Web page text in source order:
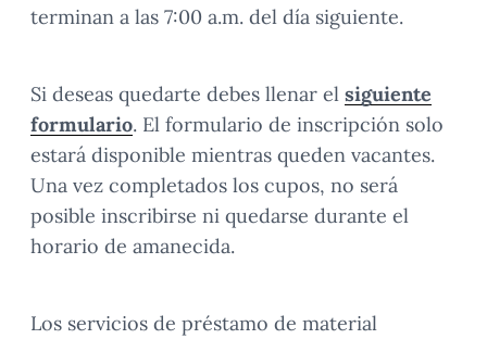
terminan a las 7:00 a.m. del día siguiente.
Si deseas quedarte debes llenar el siguiente
formulario. El formulario de inscripción solo
estará disponible mientras queden vacantes.
Una vez completados los cupos, no será
posible inscribirse ni quedarse durante el
horario de amanecida.
Los servicios de préstamo de material